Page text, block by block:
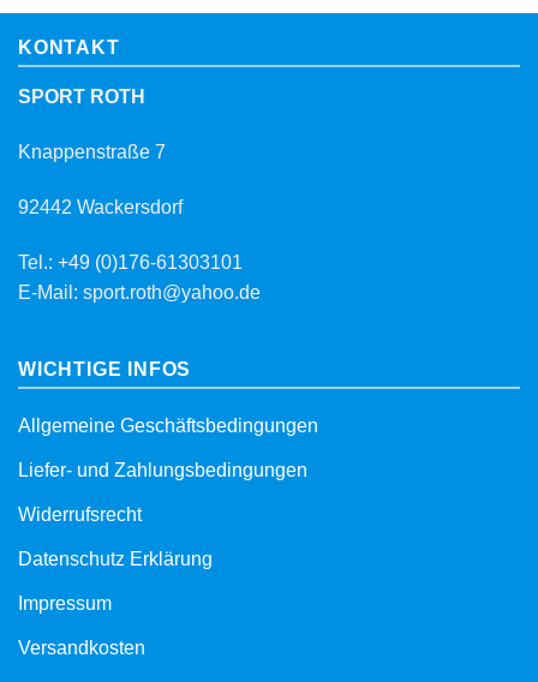
KONTAKT
SPORT ROTH
Knappenstraße 7
92442 Wackersdorf
Tel.: +49 (0)176-61303101
E-Mail: sport.roth@yahoo.de
WICHTIGE INFOS
Allgemeine Geschäftsbedingungen
Liefer- und Zahlungsbedingungen
Widerrufsrecht
Datenschutz Erklärung
Impressum
Versandkosten